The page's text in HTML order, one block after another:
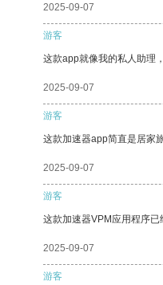
2025-09-07
游客
这款app就像我的私人助理
2025-09-07
游客
这款加速器app简直是居家
2025-09-07
游客
这款加速器VPM应用程序已
2025-09-07
游客